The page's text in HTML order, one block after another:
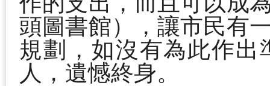
頭圖書館），讓市民有
規劃，如沒有為此作
人，遺憾終身。